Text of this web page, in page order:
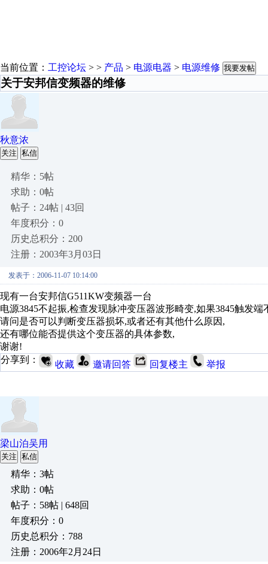
当前位置： 工控论坛 > > 产品 > 电源电器 > 电源维修 我要发帖
关于安邦信变频器的维修
秋意浓
关注 私信
精华：5帖
求助：0帖
帖子：24帖 | 43回
年度积分：0
历史总积分：200
注册：2003年3月03日
发表于：2006-11-07 10:14:00
现有一台安邦信G511KW变频器一台
电源3845不起振,检查发现脉冲变压器波形畸变,如果3845触发端
请问是否可以判断变压器损坏,或者还有其他什么原因,
还有哪位能否提供这个变压器的具体参数,
谢谢!
分享到：
收藏 邀请回答 回复楼主 举报
梁山泊吴用
关注 私信
精华：3帖
求助：0帖
帖子：58帖 | 648回
年度积分：0
历史总积分：788
注册：2006年2月24日